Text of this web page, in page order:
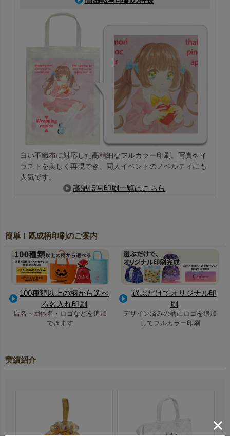
白い不織布に対応した高精細なフルカラー印刷。写真やイ
ラストを美しく再現でき、同人イベントのノベルティにも
人気です。
高温転写印刷一覧はこちら
簡単！既成柄印刷のご案内
100種類以上の柄から選べ
る名入れ印刷
店名・団体名・ロゴなどを追加
できます
選ぶだけでオリジナル印
刷
デザイン済みの柄にロゴを追加
してフルカラー印刷
実績紹介